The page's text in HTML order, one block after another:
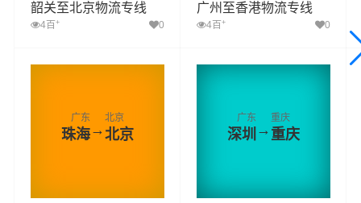
韶关至北京物流专线
4百 + 0
广州至香港物流专线
4百 + 0
广东
珠海→
北京
北京
广东
深圳→
重庆
重庆